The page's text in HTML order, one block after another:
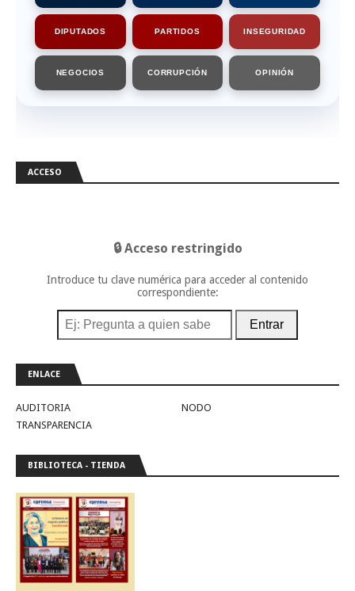
DIPUTADOS PARTIDOS INSEGURIDAD
NEGOCIOS CORRUPCIÓN OPINIÓN
ACCESO
🔒 Acceso restringido
Introduce tu clave numérica para acceder al contenido
correspondiente:
Entrar
ENLACE
AUDITORIA
NODO
TRANSPARENCIA
BIBLIOTECA - TIENDA